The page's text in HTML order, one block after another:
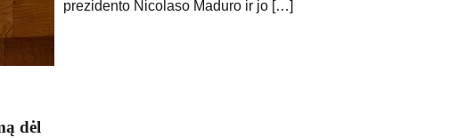
dėl
prezidento Nicolaso ​​Maduro ir jo […]